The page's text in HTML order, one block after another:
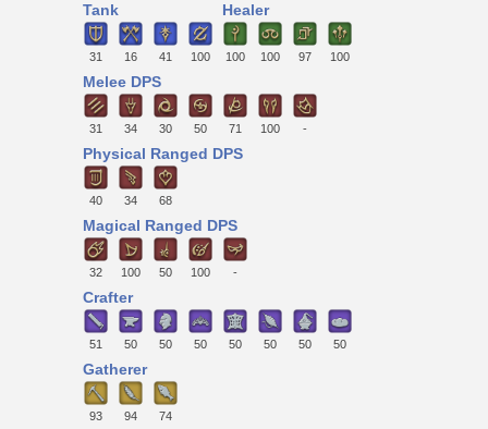
Tank
31 16 41 100
Healer
100 100 97 100
Melee DPS
31 34 30 50 71 100 -
Physical Ranged DPS
40 34 68
Magical Ranged DPS
32 100 50 100 -
Crafter
51 50 50 50 50 50 50 50
Gatherer
93 94 74